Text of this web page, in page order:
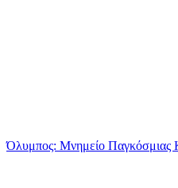
Όλυμπος: Μνημείο Παγκόσμιας